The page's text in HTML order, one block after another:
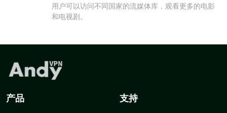
用户可以访问不同国家的流媒体库，观看更多的电影
和电视剧。
产品 支持